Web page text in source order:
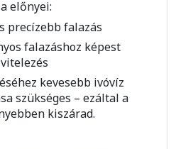
előnyei:
precízebb falazás
falazáshoz képest
kevesebb ivóvíz
szükséges – ezáltal a
kiszárad.